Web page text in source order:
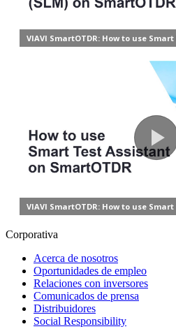
Corporativa
Acerca de nosotros
Oportunidades de empleo
Relaciones con inversores
Comunicados de prensa
Distribuidores
Social Responsibility